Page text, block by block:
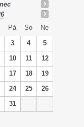
Pá So Ne
3 4
5
10 11
12
17 18
19
24 25
26
31